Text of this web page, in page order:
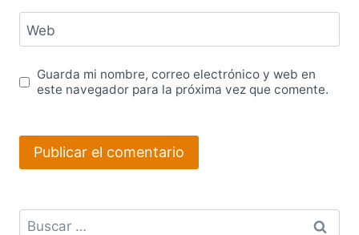
Web
Guarda mi nombre, correo electrónico y web en
este navegador para la próxima vez que comente.
Buscar: